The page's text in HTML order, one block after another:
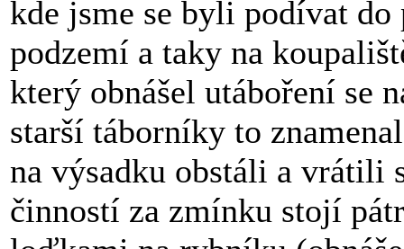
kde jsme se byli podívat do
podzemí a taky na
který obnášel utáboření se
starší táborníky to
na výsadku obstáli a vrátili
činností za zmínku stojí